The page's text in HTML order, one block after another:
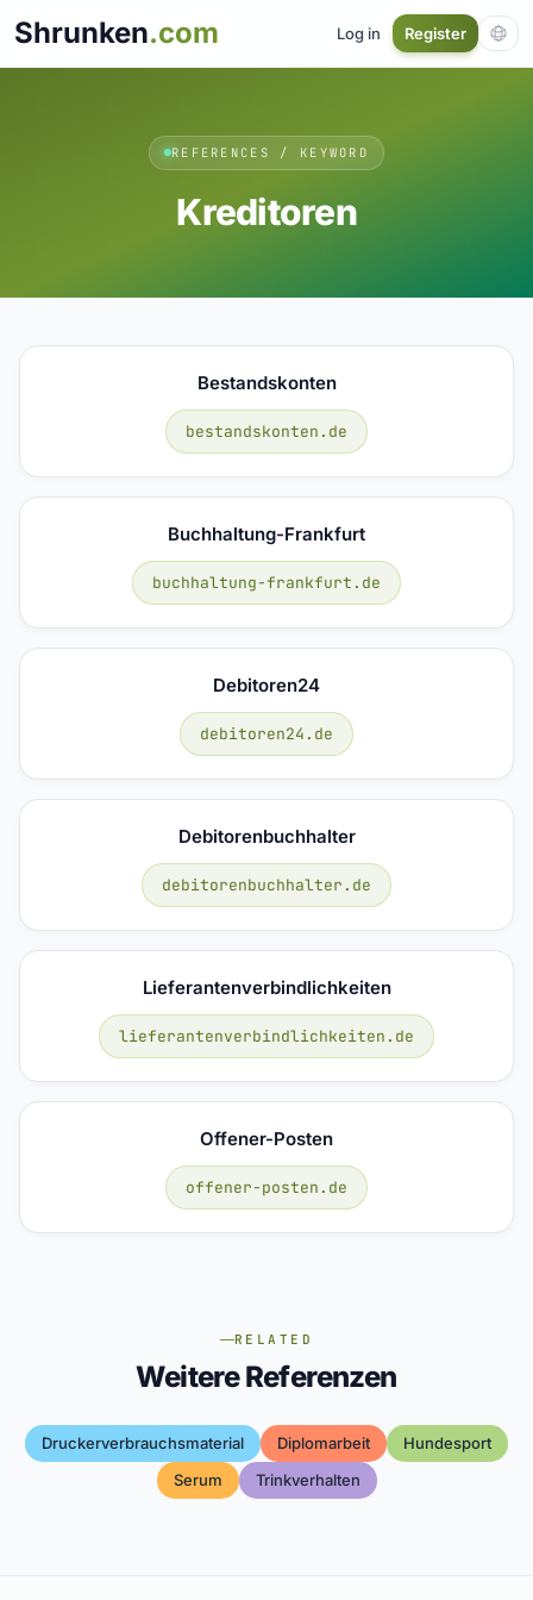
Shrunken.com Log in Register
REFERENCES / KEYWORD
Kreditoren
Bestandskonten
bestandskonten.de
Buchhaltung-Frankfurt
buchhaltung-frankfurt.de
Debitoren24
debitoren24.de
Debitorenbuchhalter
debitorenbuchhalter.de
Lieferantenverbindlichkeiten
lieferantenverbindlichkeiten.de
Offener-Posten
offener-posten.de
RELATED
Weitere Referenzen
Druckerverbrauchsmaterial Diplomarbeit
Hundesport
Serum
Trinkverhalten